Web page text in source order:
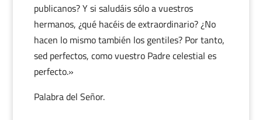
publicanos? Y si saludáis sólo a vuestros
hermanos, ¿qué hacéis de extraordinario? ¿No
hacen lo mismo también los gentiles? Por tanto,
sed perfectos, como vuestro Padre celestial es
perfecto.»
Palabra del Señor.